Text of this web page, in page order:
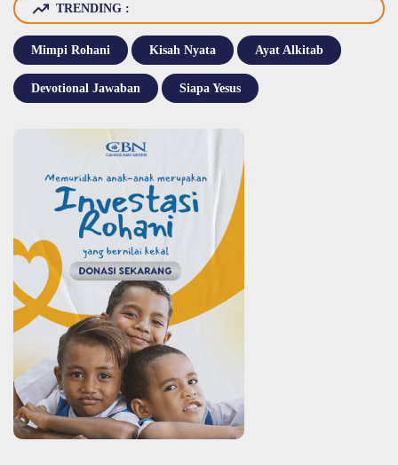
TRENDING :
Mimpi Rohani Kisah Nyata Ayat Alkitab
Devotional Jawaban Siapa Yesus